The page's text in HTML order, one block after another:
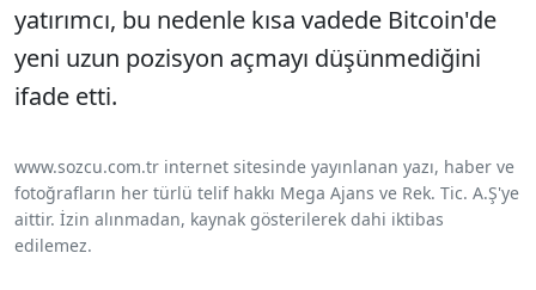
yatırımcı, bu nedenle kısa vadede Bitcoin'de
yeni uzun pozisyon açmayı düşünmediğini
ifade etti.
www.sozcu.com.tr internet sitesinde yayınlanan yazı, haber ve
fotoğrafların her türlü telif hakkı Mega Ajans ve Rek. Tic. A.Ş'ye
aittir. İzin alınmadan, kaynak gösterilerek dahi iktibas
edilemez.